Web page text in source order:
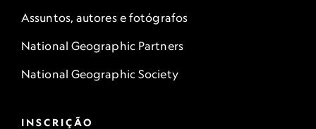
Assuntos, autores e fotógrafos
National Geographic Partners
National Geographic Society
INSCRIÇÃO